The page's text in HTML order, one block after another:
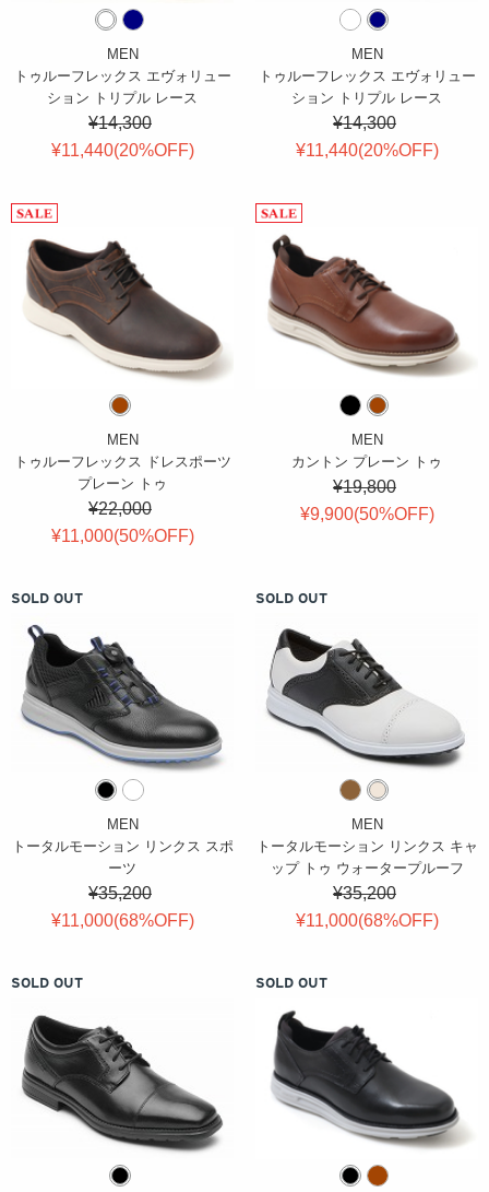
MEN
トゥルーフレックス エヴォリュー
ション トリプル レース
¥14,300
¥11,440(20%OFF)
MEN
トゥルーフレックス エヴォリュー
ション トリプル レース
¥14,300
¥11,440(20%OFF)
MEN
トゥルーフレックス ドレスポーツ
プレーン トゥ
¥22,000
¥11,000(50%OFF)
MEN
カントン プレーン トゥ
¥19,800
¥9,900(50%OFF)
SOLD OUT
MEN
トータルモーション リンクス スポ
ーツ
¥35,200
¥11,000(68%OFF)
SOLD OUT
MEN
トータルモーション リンクス キャ
ップ トゥ ウォータープルーフ
¥35,200
¥11,000(68%OFF)
SOLD OUT SOLD OUT